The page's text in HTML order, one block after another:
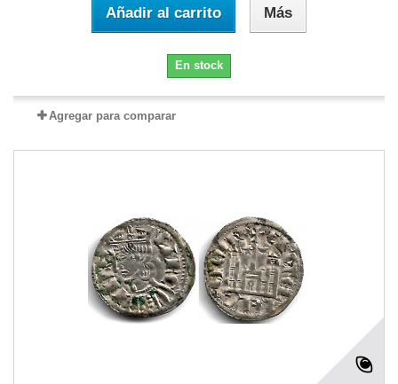
Añadir al carrito Más
En stock
Agregar para comparar